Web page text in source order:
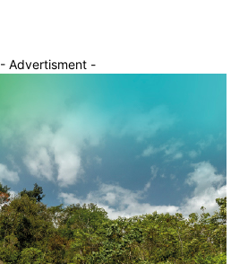
- Advertisment -